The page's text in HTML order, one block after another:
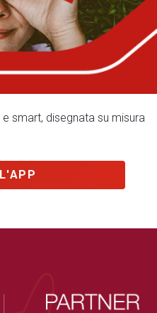
smart, disegnata su misura